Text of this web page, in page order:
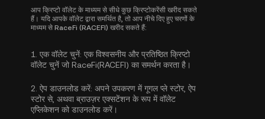
आप क्रिप्टो वॉलेट के माध्यम से सीधे कुछ क्रिप्टोकरेंसी खरीद सकते
हैं। यदि आपके वॉलेट द्वारा समर्थित है, तो आप नीचे दिए हुए चरणों के
माध्यम से RaceFi (RACEFI) खरीद सकते हैं:
1. एक वॉलेट चुनें: एक विश्वसनीय और प्रतिष्ठित क्रिप्टो
वॉलेट चुनें जो RaceFi(RACEFI) का समर्थन करता है।
2. ऐप डाउनलोड करें: अपने उपकरण में गूगल प्ले स्टोर, ऐप
स्टोर से, अथवा ब्राउज़र एक्सटेंशन के रूप में वॉलेट
एप्लिकेशन को डाउनलोड करें।